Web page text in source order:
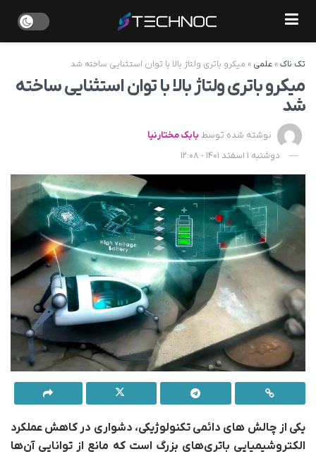
تک ناک» علمی » میکرو باتری ولتاژ بالا با توان استثنایی ساخته شد
میکرو باتری ولتاژ بالا با توان استثنایی ساخته
شد
نوشته شده توسط بابک مختارنیا
دوشنبه 1 اسفند 1401 - 12:08
یکی از چالش های دائمی تکنولوژیکی، دشواری در کاهش عملکرد
الکتروشیمیایی باتری‌های بزرگ است که مانع از توانایی آن‌ها